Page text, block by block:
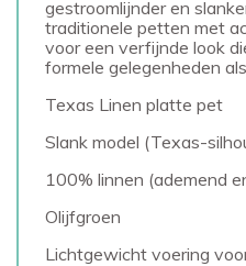
gestroomlijnder en
traditionele petten met
voor een verfijnde look
formele gelegenheden
Texas Linen platte pet
Slank model (Texas-
100% linnen (ademend
Olijfgroen
Lichtgewicht voering